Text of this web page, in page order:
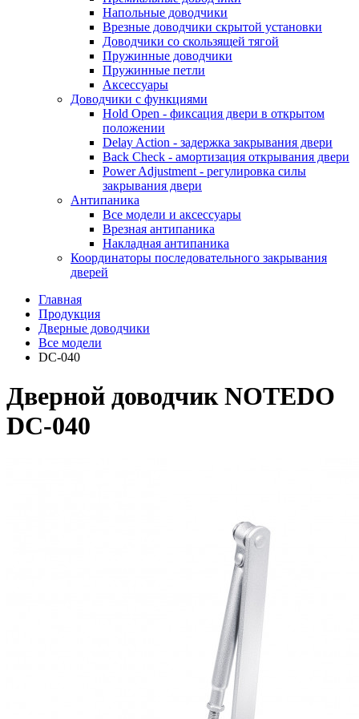
Напольные доводчики
Врезные доводчики скрытой установки
Доводчики со скользящей тягой
Пружинные доводчики
Пружинные петли
Аксессуары
Доводчики с функциями
Hold Open - фиксация двери в открытом
положении
Delay Action - задержка закрывания двери
Back Check - амортизация открывания двери
Power Adjustment - регулировка силы
закрывания двери
Антипаника
Все модели и аксессуары
Врезная антипаника
Накладная антипаника
Координаторы последовательного закрывания
дверей
Главная
Продукция
Дверные доводчики
Все модели
DC-040
Дверной доводчик NOTEDO
DC-040